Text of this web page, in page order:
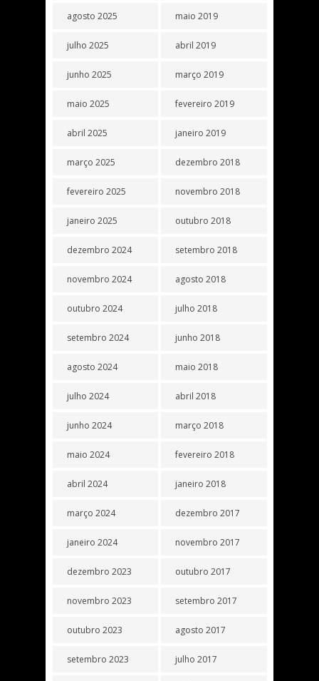
agosto 2025
julho 2025
junho 2025
maio 2025
abril 2025
março 2025
fevereiro 2025
janeiro 2025
dezembro 2024
novembro 2024
outubro 2024
setembro 2024
agosto 2024
julho 2024
junho 2024
maio 2024
abril 2024
março 2024
janeiro 2024
dezembro 2023
novembro 2023
outubro 2023
setembro 2023
maio 2019
abril 2019
março 2019
fevereiro 2019
janeiro 2019
dezembro 2018
novembro 2018
outubro 2018
setembro 2018
agosto 2018
julho 2018
junho 2018
maio 2018
abril 2018
março 2018
fevereiro 2018
janeiro 2018
dezembro 2017
novembro 2017
outubro 2017
setembro 2017
agosto 2017
julho 2017